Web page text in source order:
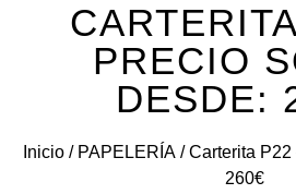
PRECIO
DESDE:
Inicio / PAPELERÍA / Carterita
260€